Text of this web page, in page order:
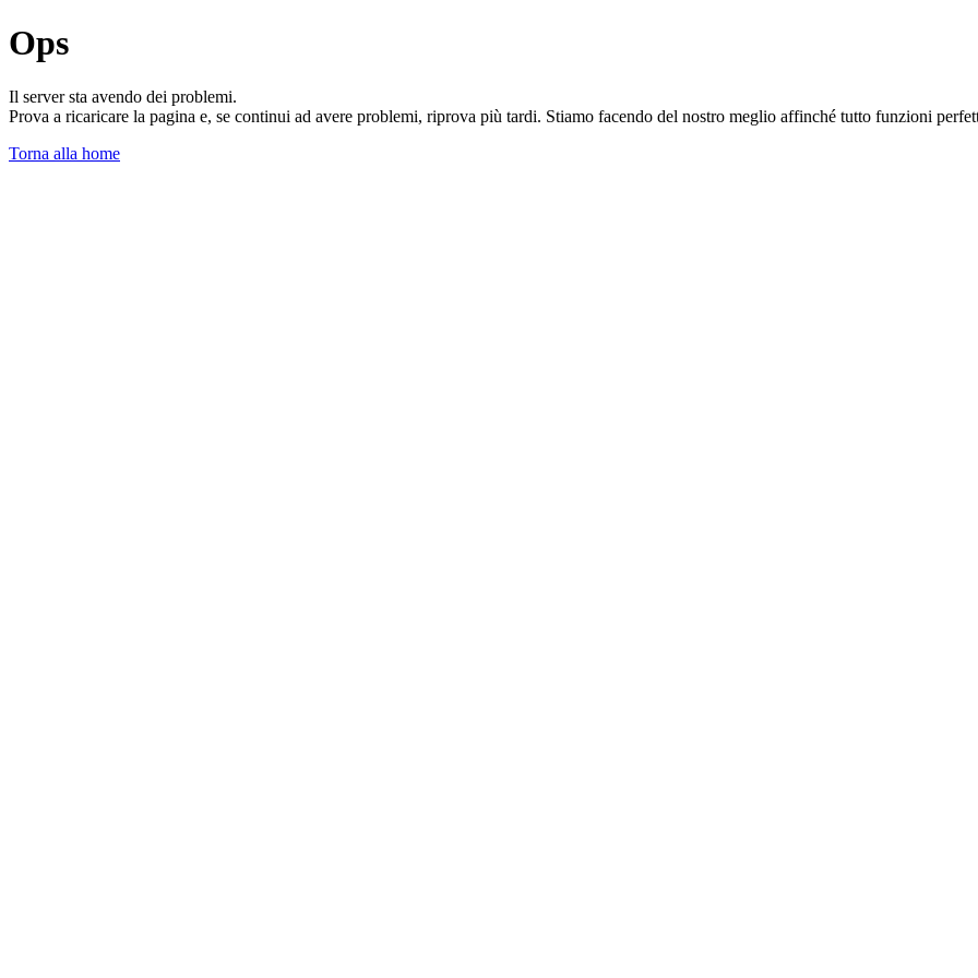
Ops
Il server sta avendo dei problemi.
Prova a ricaricare la pagina e, se continui ad avere problemi, riprova più tardi. Stiamo facendo del nostro meglio affinché tutto funzioni
Torna alla home